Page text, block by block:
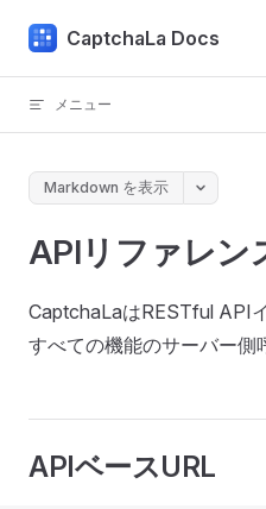
Skip to content
CaptchaLa Docs
メニュー
Markdown を表示
APIリファレン
CaptchaLaはRESTful API
すべての機能のサーバー側
APIベースURL